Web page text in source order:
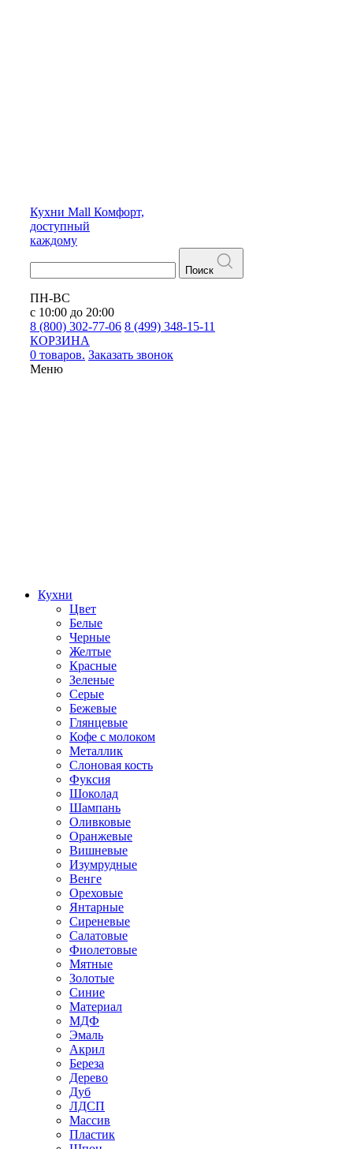
Кухни Mall Комфорт,
доступный
каждому
Поиск
ПН-ВС
с 10:00 до 20:00
8 (800) 302-77-06 8 (499) 348-15-11
КОРЗИНА
0 товаров. Заказать звонок
Меню
Кухни
Цвет
Белые
Черные
Желтые
Красные
Зеленые
Серые
Бежевые
Глянцевые
Кофе с молоком
Металлик
Слоновая кость
Фуксия
Шоколад
Шампань
Оливковые
Оранжевые
Вишневые
Изумрудные
Венге
Ореховые
Янтарные
Сиреневые
Салатовые
Фиолетовые
Мятные
Золотые
Синие
Материал
МДФ
Эмаль
Акрил
Береза
Дерево
Дуб
ЛДСП
Массив
Пластик